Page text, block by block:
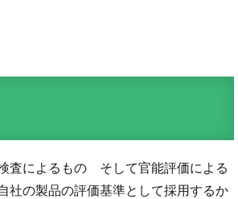
によるもの そして官能評価による
の製品の評価基準として採用するか